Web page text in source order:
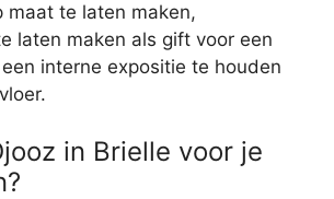
maat te laten maken,
laten maken als gift voor een
interne expositie te houden
in Brielle voor je